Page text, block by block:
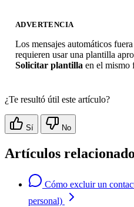
ADVERTENCIA
Los mensajes automáticos
requieren usar una plantilla
Solicitar plantilla en el mismo
¿Te resultó útil este artículo?
Sí No
Artículos
Cómo excluir un
personal)